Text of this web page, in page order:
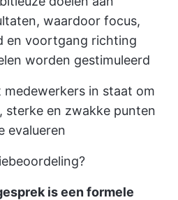
waardoor focus,
en voortgang richting
worden gestimuleerd
medewerkers in staat om
sterke en zwakke punten
evalueren
is een formele